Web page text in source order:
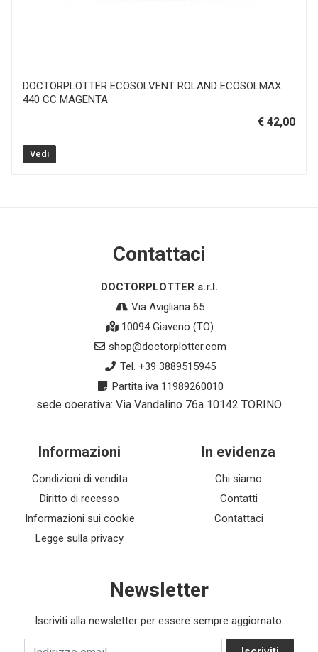
DOCTORPLOTTER ECOSOLVENT ROLAND ECOSOLMAX
440 CC MAGENTA
€ 42,00
Vedi
Contattaci
DOCTORPLOTTER s.r.l.
Via Avigliana 65
10094 Giaveno (TO)
shop@doctorplotter.com
Tel. +39 3889515945
Partita iva 11989260010
sede ooerativa: Via Vandalino 76a 10142 TORINO
Informazioni
Condizioni di vendita
Diritto di recesso
Informazioni sui cookie
Legge sulla privacy
In evidenza
Chi siamo
Contatti
Contattaci
Newsletter
Iscriviti alla newsletter per essere sempre aggiornato.
Indirizzo email